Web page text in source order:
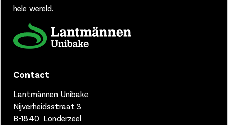
hele wereld.
Contact
Lantmännen Unibake
Nijverheidsstraat 3
B-1840 Londerzeel